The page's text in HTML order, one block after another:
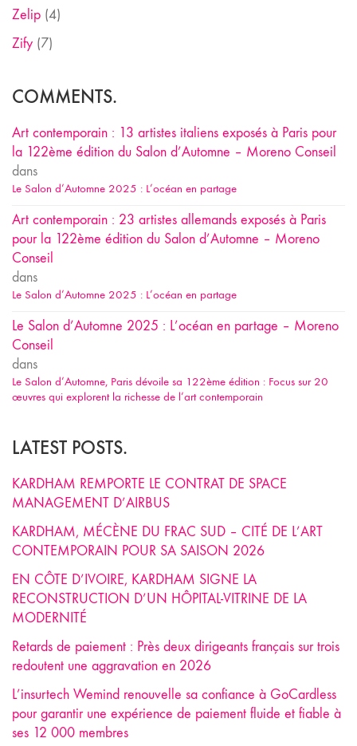
Zelip (4)
Zify (7)
COMMENTS.
Art contemporain : 13 artistes italiens exposés à Paris pour
la 122ème édition du Salon d’Automne – Moreno Conseil
dans
Le Salon d’Automne 2025 : L’océan en partage
Art contemporain : 23 artistes allemands exposés à Paris
pour la 122ème édition du Salon d’Automne – Moreno
Conseil
dans
Le Salon d’Automne 2025 : L’océan en partage
Le Salon d’Automne 2025 : L’océan en partage – Moreno
Conseil
dans
Le Salon d’Automne, Paris dévoile sa 122ème édition : Focus sur 20
œuvres qui explorent la richesse de l’art contemporain
LATEST POSTS.
KARDHAM REMPORTE LE CONTRAT DE SPACE
MANAGEMENT D’AIRBUS
KARDHAM, MÉCÈNE DU FRAC SUD – CITÉ DE L’ART
CONTEMPORAIN POUR SA SAISON 2026
EN CÔTE D’IVOIRE, KARDHAM SIGNE LA
RECONSTRUCTION D’UN HÔPITAL-VITRINE DE LA
MODERNITÉ
Retards de paiement : Près deux dirigeants français sur trois
redoutent une aggravation en 2026
L’insurtech Wemind renouvelle sa confiance à GoCardless
pour garantir une expérience de paiement fluide et fiable à
ses 12 000 membres